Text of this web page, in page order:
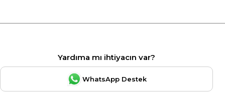
Yardıma mı ihtiyacın var?
WhatsApp Destek